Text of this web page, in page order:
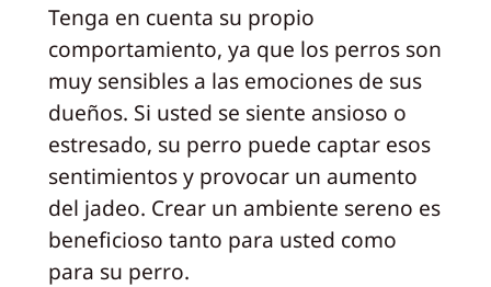
Tenga en cuenta su propio
comportamiento, ya que los perros son
muy sensibles a las emociones de sus
dueños. Si usted se siente ansioso o
estresado, su perro puede captar esos
sentimientos y provocar un aumento
del jadeo. Crear un ambiente sereno es
beneficioso tanto para usted como
para su perro.